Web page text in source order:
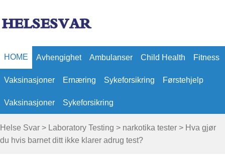
HOME Avhengighet Ambulanser Child Health Fitness
Vaksinasjoner Ernæring Sykeforsikring Førstehjelp
Vaksinasjoner Sykeforsikring
Helse Svar > Laboratory Testing > narkotika tester > Hva gjør
du hvis barnet ditt ikke klarer adrug test?